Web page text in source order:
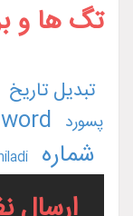
تگ ها و
تبدیل تاریخ
پسورد
شماره